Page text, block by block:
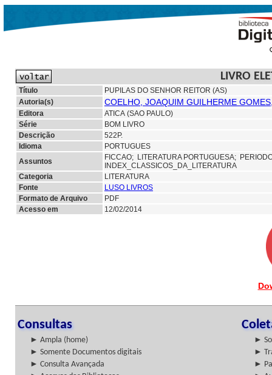
LIVRO
Título
PUPILAS DO SENHOR REITOR (AS)
Autoria(s)
COELHO, JOAQUIM GUILHERME
Editora
ATICA (SAO PAULO)
Série
BOM LIVRO
Descrição
522P.
Idioma
PORTUGUES
Assuntos
FICCAO; LITERATURA PORTUGUESA;
INDEX_CLASSICOS_DA_LITERATURA
Categoria
LITERATURA
Fonte
LUSO LIVROS
Formato de Arquivo
PDF
Acesso em
12/02/2014
Consultas
► Ampla (home)
►
► Somente Documentos digitais
►
► Consulta Avançada
►